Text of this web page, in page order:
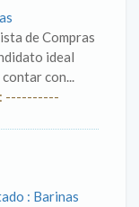
de Compras
ideal
con...
----------
: Barinas